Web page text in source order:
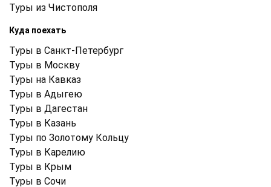
Туры из Чистополя
Куда поехать
Туры в Санкт-Петербург
Туры в Москву
Туры на Кавказ
Туры в Адыгею
Туры в Дагестан
Туры в Казань
Туры по Золотому Кольцу
Туры в Карелию
Туры в Крым
Туры в Cочи